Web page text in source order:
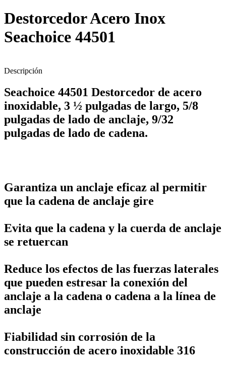
Destorcedor Acero Inox
Seachoice 44501
Descripción
Seachoice 44501 Destorcedor de acero
inoxidable, 3 ½ pulgadas de largo, 5/8
pulgadas de lado de anclaje, 9/32
pulgadas de lado de cadena.
Garantiza un anclaje eficaz al permitir
que la cadena de anclaje gire
Evita que la cadena y la cuerda de anclaje
se retuercan
Reduce los efectos de las fuerzas laterales
que pueden estresar la conexión del
anclaje a la cadena o cadena a la línea de
anclaje
Fiabilidad sin corrosión de la
construcción de acero inoxidable 316